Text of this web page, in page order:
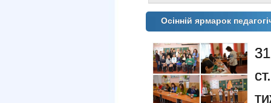
Осінній ярмарок